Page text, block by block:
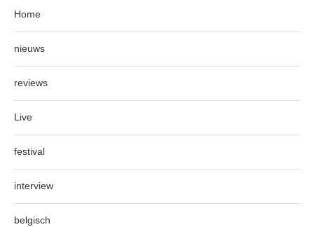
Home
nieuws
reviews
Live
festival
interview
belgisch